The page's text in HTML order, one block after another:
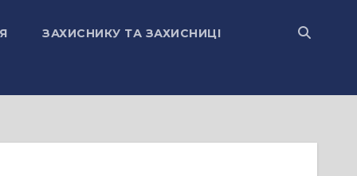
ЗАХИСНИКУ ТА ЗАХИСНИЦІ